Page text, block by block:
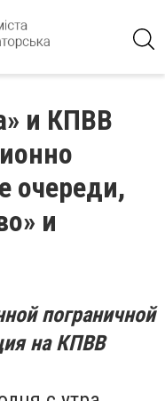
и КПВВ
очереди,
и
пограничной
на КПВВ